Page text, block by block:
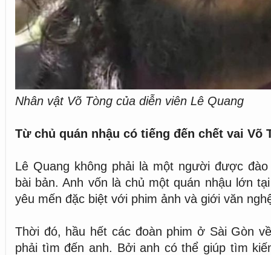
Nhân vật Võ Tòng của diễn viên Lê Quang
Từ chủ quán nhậu có tiếng đến chết vai Võ
Lê Quang không phải là một người được
bài bản. Anh vốn là chủ một quán nhậu lớn
yêu mến đặc biệt với phim ảnh và giới văn
Thời đó, hầu hết các đoàn phim ở Sài Gòn
phải tìm đến anh. Bởi anh có thể giúp tìm